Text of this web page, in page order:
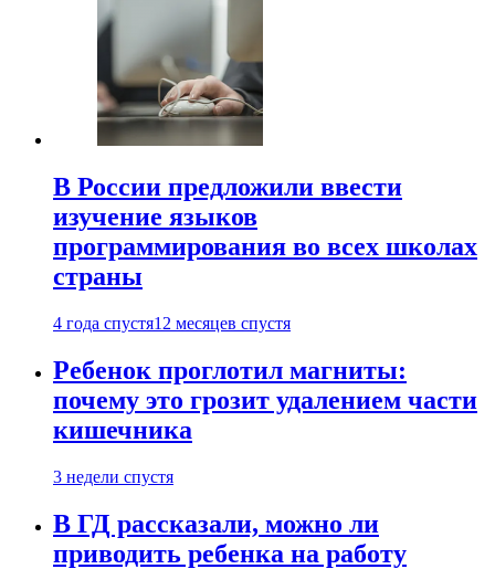
В России предложили ввести
изучение языков
программирования во всех школах
страны
4 года спустя12 месяцев спустя
Ребенок проглотил магниты:
почему это грозит удалением части
кишечника
3 недели спустя
В ГД рассказали, можно ли
приводить ребенка на работу